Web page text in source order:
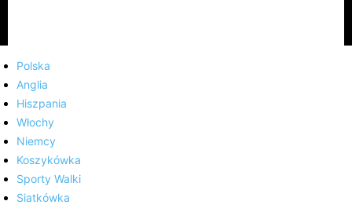
Polska
Anglia
Hiszpania
Włochy
Niemcy
Koszykówka
Sporty Walki
Siatkówka